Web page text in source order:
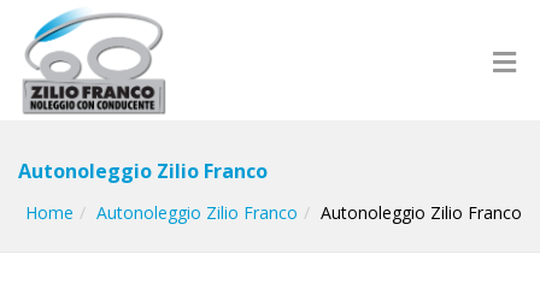
Autonoleggio Zilio Franco
Home Autonoleggio Zilio Franco Autonoleggio Zilio Franco